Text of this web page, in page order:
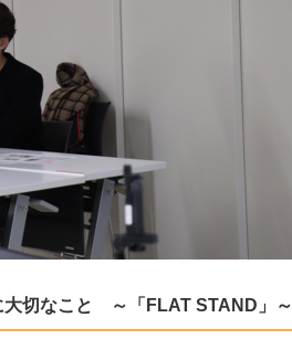
切なこと ～「FLAT STAND」～